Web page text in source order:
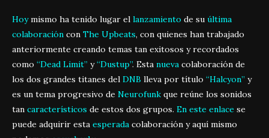
Hoymismo ha tenido lugar el lanzamiento de su última
colaboración con The Upbeats, con quienes han trabajado
anteriormente creando temas tan exitosos y recordados
como “Dead Limit” y“Dustup”. Esta nueva colaboración de
los dos grandes titanes del DNB lleva por título “Halcyon” y
es un tema progresivo de Neurofunk que reúne los sonidos
tan característicos de estos dos grupos. En este enlace se
puede adquirir esta esperada colaboración y aquí mismo